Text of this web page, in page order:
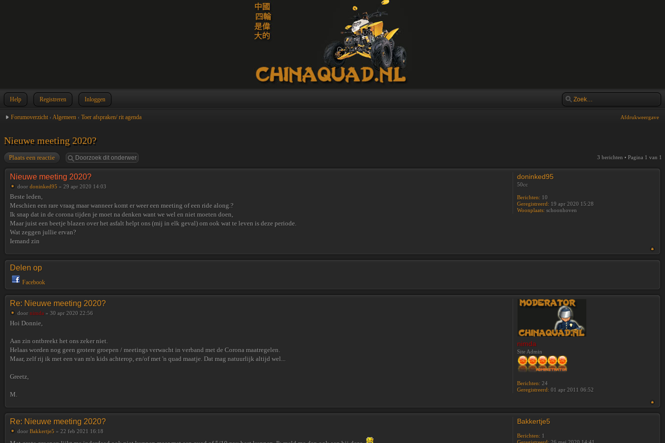
Help Registreren Inloggen
Afdrukweergave
Forumoverzicht ‹ Algemeen ‹ Toer afspraken/ rit agenda
Nieuwe meeting 2020?
Plaats een reactie 3 berichten • Pagina 1 van 1
Nieuwe meeting 2020?
door doninked95 » 29 apr 2020 14:03
Beste leden,
Meschien een rare vraag maar wanneer komt er weer een meeting of een ride along.?
Ik snap dat in de corona tijden je moet na denken want we wel en niet moeten doen,
Maar juist een beetje blazen over het asfalt helpt ons (mij in elk geval) om ook wat te leven is deze periode.
Wat zeggen jullie ervan?
Iemand zin
doninked95
50cc
Berichten: 10
Geregistreerd: 19 apr 2020 15:28
Woonplaats: schoonhoven
Delen op
Facebook
Re: Nieuwe meeting 2020?
door nimda » 30 apr 2020 22:56
Hoi Donnie,
Aan zin ontbreekt het ons zeker niet.
Helaas worden nog geen grotere groepen / meetings verwacht in verband met de Corona maatregelen.
Maar, zelf rij ik met een van m'n kids achterop, en/of met 'n quad maatje. Dat mag natuurlijk altijd wel...
Greetz,
M.
nimda
Site Admin
Berichten: 24
Geregistreerd: 01 apr 2011 06:52
Re: Nieuwe meeting 2020?
door Bakkertje5 » 22 feb 2021 16:18
Bakkertje5
Berichten: 1